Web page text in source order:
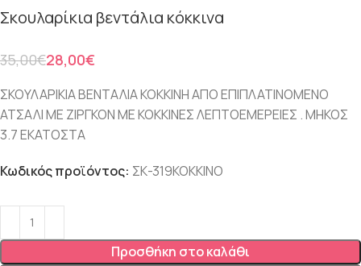
Σκουλαρίκια βεντάλια κόκκινα
35,00€28,00€
ΣΚΟΥΛΑΡΙΚΙΑ ΒΕΝΤΑΛΙΑ ΚΟΚΚΙΝΗ ΑΠΟ ΕΠΙΠΛΑΤΙΝΟΜΕΝΟ
ΑΤΣΑΛΙ ΜΕ ΖΙΡΓΚΟΝ ΜΕ ΚΟΚΚΙΝΕΣ ΛΕΠΤΟΕΜΕΡΕΙΕΣ . ΜΗΚΟΣ
3.7 ΕΚΑΤΟΣΤΑ
Κωδικός προϊόντος: ΣΚ-319ΚΟΚΚΙΝΟ
Προσθήκη στο καλάθι